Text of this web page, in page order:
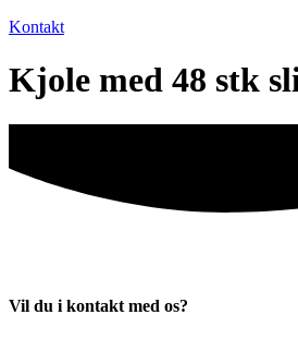
Kontakt
Kjole med 48 stk
Vil du i kontakt med os?